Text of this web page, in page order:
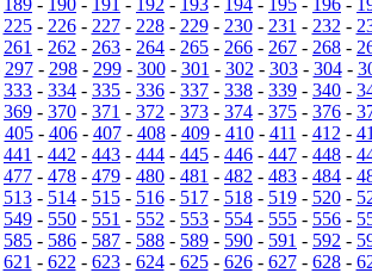
225- 226- 227- 228- 229- 230- 231 - 232 -
261 - 262 - 263 - 264 - 265 - 266 - 267 - 268 -
297- 298- 299- 300- 301 - 302 - 303- 304-
333 - 334 - 335 - 336 - 337 - 338 - 339 - 340 -
369 - 370 - 371 - 372 - 373 - 374 - 375 - 376 -
405- 406- 407- 408- 409- 410- 411 - 412 -
441 - 442 - 443 - 444 - 445 - 446 - 447 - 448 -
477 - 478 - 479 - 480 - 481 - 482 - 483 - 484 -
513- 514- 515- 516- 517- 518- 519- 520-
549 - 550 - 551 - 552 - 553 - 554 - 555 - 556 -
585 - 586 - 587 - 588 - 589 - 590 - 591 - 592 -
621 - 622 - 623- 624- 625- 626- 627- 628-